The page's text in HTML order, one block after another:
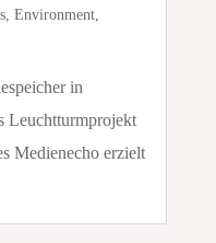
, Environment,
in
Leuchtturmprojekt
Medienecho erzielt